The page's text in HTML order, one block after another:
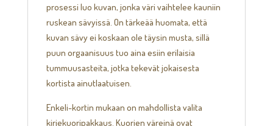
prosessi luo kuvan, jonka väri vaihtelee kauniin
ruskean sävyissä. On tärkeää huomata, että
kuvan sävy ei koskaan ole täysin musta, sillä
puun orgaanisuus tuo aina esiin erilaisia
tummuusasteita, jotka tekevät jokaisesta
kortista ainutlaatuisen.
Enkeli-kortin mukaan on mahdollista valita
kirjekuoripakkaus. Kuorien väreinä ovat